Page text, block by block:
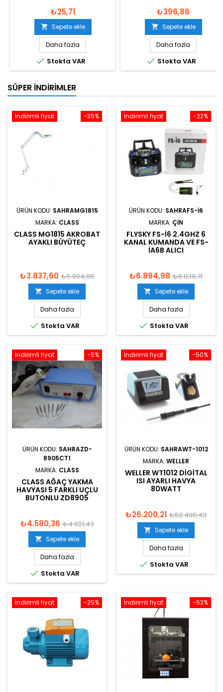
₺25,71
 Sepete ekle
Daha fazla
 Stokta VAR
₺396,86
 Sepete ekle
Daha fazla
 Stokta VAR
SÜPER İNDIRIMLER
-35%
İndirimli fiyat
ÜRÜN KODU: SAHRAMG1815
MARKA: CLASS
CLASS MG1815 AKROBAT
AYAKLI BÜYÜTEÇ
₺3.837,60 ₺5.904,00
 Sepete ekle
Daha fazla
 Stokta VAR
-22%
İndirimli fiyat
ÜRÜN KODU: SAHRAFS-I6
MARKA: ÇIN
FLYSKY FS-I6 2.4GHZ 6
KANAL KUMANDA VE FS-
IA6B ALICI
₺6.894,98 ₺8.839,71
 Sepete ekle
Daha fazla
 Stokta VAR
-5%
İndirimli fiyat
ÜRÜN KODU: SAHRAZD-
8905CT1
MARKA: CLASS
CLASS AĞAÇ YAKMA
HAVYASI 5 FARKLI UÇLU
BUTONLU ZD8905
₺4.580,36 ₺4.821,43
 Sepete ekle
Daha fazla
 Stokta VAR
-50%
İndirimli fiyat
ÜRÜN KODU: SAHRAWT-1012
MARKA: WELLER
WELLER WT1012 DIGITAL
ISI AYARLI HAVYA
80WATT
₺26.200,21 ₺52.400,43
 Sepete ekle
Daha fazla
 Stokta VAR
-25%
İndirimli fiyat -53%
İndirimli fiyat